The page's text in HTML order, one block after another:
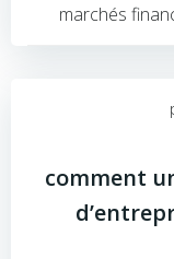
marchés
comment